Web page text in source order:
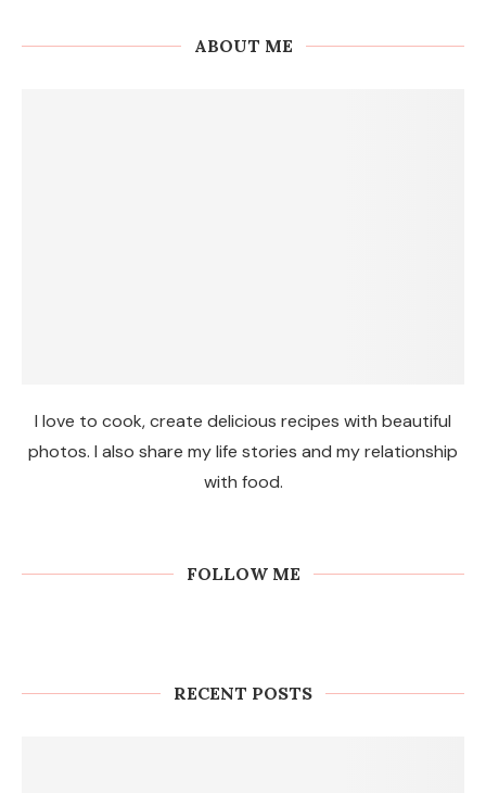
ABOUT ME
I love to cook, create delicious recipes with beautiful
photos. I also share my life stories and my relationship
with food.
FOLLOW ME
RECENT POSTS